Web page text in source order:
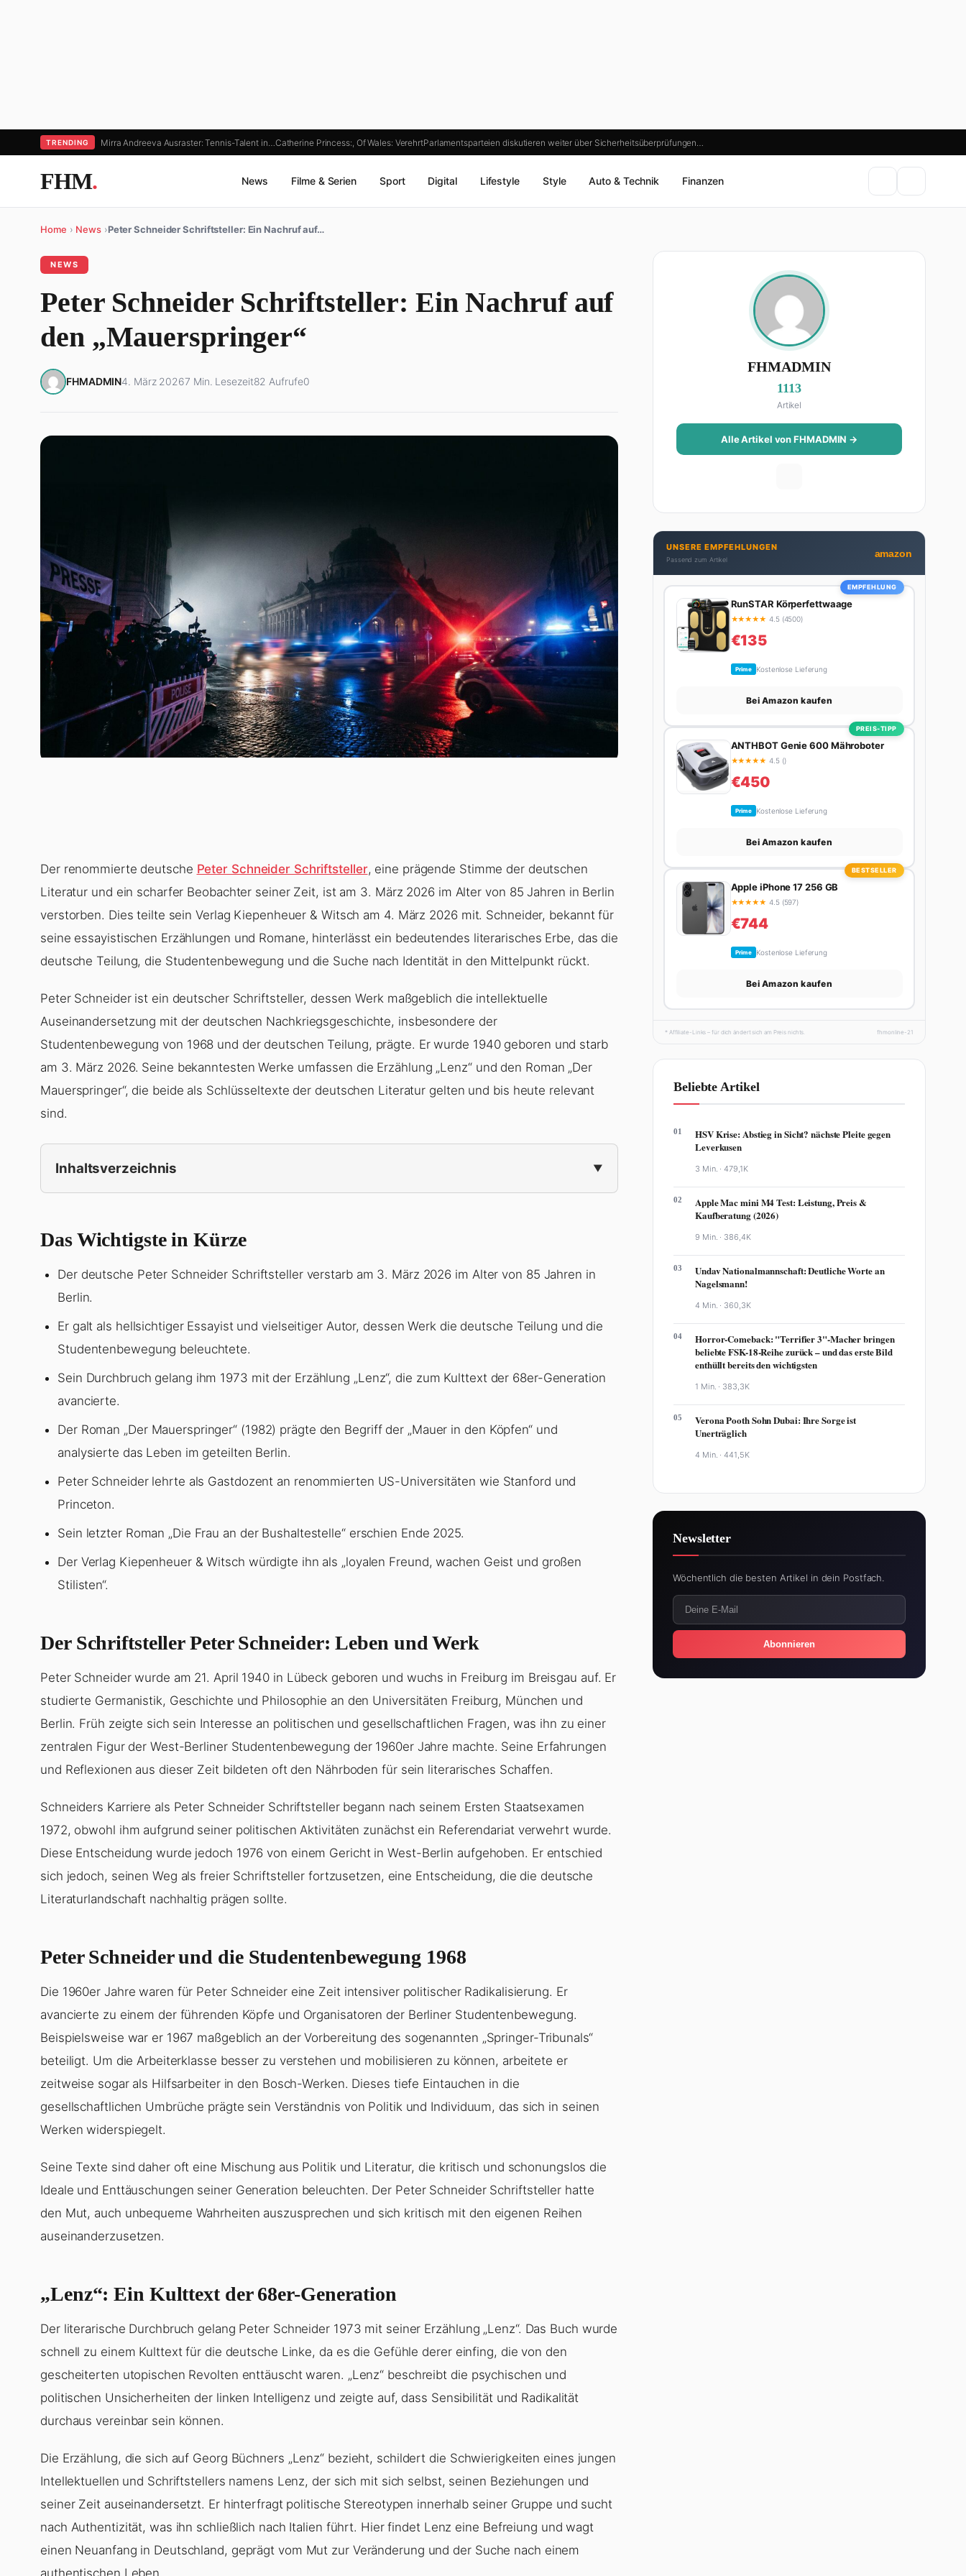
TRENDING Mirra Andreeva Ausraster: Tennis-Talent in… Catherine Princess:, Of Wales: VerehrtParlamentsparteien diskutieren weiter über Sicherheitsüberprüfungen…
FHM. News Filme & Serien Sport Digital Lifestyle Style Auto & Technik Finanzen
Home › News ›Peter Schneider Schriftsteller: Ein Nachruf auf…
NEWS
Peter Schneider Schriftsteller: Ein Nachruf auf
den „Mauerspringer“
FHMADMIN4. März 20267 Min. Lesezeit82 Aufrufe0
Der renommierte deutsche Peter Schneider Schriftsteller, eine prägende Stimme der deutschen
Literatur und ein scharfer Beobachter seiner Zeit, ist am 3. März 2026 im Alter von 85 Jahren in Berlin
verstorben. Dies teilte sein Verlag Kiepenheuer & Witsch am 4. März 2026 mit. Schneider, bekannt für
seine essayistischen Erzählungen und Romane, hinterlässt ein bedeutendes literarisches Erbe, das die
deutsche Teilung, die Studentenbewegung und die Suche nach Identität in den Mittelpunkt rückt.
Peter Schneider ist ein deutscher Schriftsteller, dessen Werk maßgeblich die intellektuelle
Auseinandersetzung mit der deutschen Nachkriegsgeschichte, insbesondere der
Studentenbewegung von 1968 und der deutschen Teilung, prägte. Er wurde 1940 geboren und starb
am 3. März 2026. Seine bekanntesten Werke umfassen die Erzählung „Lenz“ und den Roman „Der
Mauerspringer“, die beide als Schlüsseltexte der deutschen Literatur gelten und bis heute relevant
sind.
Inhaltsverzeichnis
Das Wichtigste in Kürze
Der deutsche Peter Schneider Schriftsteller verstarb am 3. März 2026 im Alter von 85 Jahren in
Berlin.
Er galt als hellsichtiger Essayist und vielseitiger Autor, dessen Werk die deutsche Teilung und die
Studentenbewegung beleuchtete.
Sein Durchbruch gelang ihm 1973 mit der Erzählung „Lenz“, die zum Kulttext der 68er-Generation
avancierte.
Der Roman „Der Mauerspringer“ (1982) prägte den Begriff der „Mauer in den Köpfen“ und
analysierte das Leben im geteilten Berlin.
Peter Schneider lehrte als Gastdozent an renommierten US-Universitäten wie Stanford und
Princeton.
Sein letzter Roman „Die Frau an der Bushaltestelle“ erschien Ende 2025.
Der Verlag Kiepenheuer & Witsch würdigte ihn als „loyalen Freund, wachen Geist und großen
Stilisten“.
Der Schriftsteller Peter Schneider: Leben und Werk
Peter Schneider wurde am 21. April 1940 in Lübeck geboren und wuchs in Freiburg im Breisgau auf. Er
studierte Germanistik, Geschichte und Philosophie an den Universitäten Freiburg, München und
Berlin. Früh zeigte sich sein Interesse an politischen und gesellschaftlichen Fragen, was ihn zu einer
zentralen Figur der West-Berliner Studentenbewegung der 1960er Jahre machte. Seine Erfahrungen
und Reflexionen aus dieser Zeit bildeten oft den Nährboden für sein literarisches Schaffen.
Schneiders Karriere als Peter Schneider Schriftsteller begann nach seinem Ersten Staatsexamen
1972, obwohl ihm aufgrund seiner politischen Aktivitäten zunächst ein Referendariat verwehrt wurde.
Diese Entscheidung wurde jedoch 1976 von einem Gericht in West-Berlin aufgehoben. Er entschied
sich jedoch, seinen Weg als freier Schriftsteller fortzusetzen, eine Entscheidung, die die deutsche
Literaturlandschaft nachhaltig prägen sollte.
Peter Schneider und die Studentenbewegung 1968
Die 1960er Jahre waren für Peter Schneider eine Zeit intensiver politischer Radikalisierung. Er
avancierte zu einem der führenden Köpfe und Organisatoren der Berliner Studentenbewegung.
Beispielsweise war er 1967 maßgeblich an der Vorbereitung des sogenannten „Springer-Tribunals“
beteiligt. Um die Arbeiterklasse besser zu verstehen und mobilisieren zu können, arbeitete er
zeitweise sogar als Hilfsarbeiter in den Bosch-Werken. Dieses tiefe Eintauchen in die
gesellschaftlichen Umbrüche prägte sein Verständnis von Politik und Individuum, das sich in seinen
Werken widerspiegelt.
Seine Texte sind daher oft eine Mischung aus Politik und Literatur, die kritisch und schonungslos die
Ideale und Enttäuschungen seiner Generation beleuchten. Der Peter Schneider Schriftsteller hatte
den Mut, auch unbequeme Wahrheiten auszusprechen und sich kritisch mit den eigenen Reihen
auseinanderzusetzen.
„Lenz“: Ein Kulttext der 68er-Generation
Der literarische Durchbruch gelang Peter Schneider 1973 mit seiner Erzählung „Lenz“. Das Buch wurde
schnell zu einem Kulttext für die deutsche Linke, da es die Gefühle derer einfing, die von den
gescheiterten utopischen Revolten enttäuscht waren. „Lenz“ beschreibt die psychischen und
politischen Unsicherheiten der linken Intelligenz und zeigte auf, dass Sensibilität und Radikalität
durchaus vereinbar sein können.
Die Erzählung, die sich auf Georg Büchners „Lenz“ bezieht, schildert die Schwierigkeiten eines jungen
Intellektuellen und Schriftstellers namens Lenz, der sich mit sich selbst, seinen Beziehungen und
seiner Zeit auseinandersetzt. Er hinterfragt politische Stereotypen innerhalb seiner Gruppe und sucht
nach Authentizität, was ihn schließlich nach Italien führt. Hier findet Lenz eine Befreiung und wagt
einen Neuanfang in Deutschland, geprägt vom Mut zur Veränderung und der Suche nach einem
authentischen Leben.
FHMADMIN
1113
Artikel
Alle Artikel von FHMADMIN →
UNSERE EMPFEHLUNGEN
Passend zum Artikel
amazon
EMPFEHLUNG
RunSTAR Körperfettwaage
★★★★★ 4.5 (4500)
€135
Prime Kostenlose Lieferung
Bei Amazon kaufen
PREIS-TIPP
ANTHBOT Genie 600 Mähroboter
★★★★★ 4.5 ()
€450
Prime Kostenlose Lieferung
Bei Amazon kaufen
BESTSELLER
Apple iPhone 17 256 GB
★★★★★ 4.5 (597)
€744
Prime Kostenlose Lieferung
Bei Amazon kaufen
* Affiliate-Links – für dich ändert sich am Preis nichts. fhmonline-21
Beliebte Artikel
01
HSV Krise: Abstieg in Sicht? nächste Pleite gegen
Leverkusen
3 Min. ·479,1K
02
Apple Mac mini M4 Test: Leistung, Preis &
Kaufberatung (2026)
9 Min. · 386,4K
03
Undav Nationalmannschaft: Deutliche Worte an
Nagelsmann!
4 Min. · 360,3K
04
Horror-Comeback: "Terrifier 3"-Macher bringen
beliebte FSK-18-Reihe zurück – und das erste Bild
enthüllt bereits den wichtigsten
1 Min. · 383,3K
05
Verona Pooth Sohn Dubai: Ihre Sorge ist
Unerträglich
4 Min. ·441,5K
Newsletter
Wöchentlich die besten Artikel in dein Postfach.
Abonnieren